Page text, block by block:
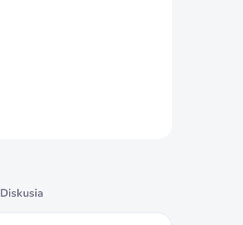
Diskusia